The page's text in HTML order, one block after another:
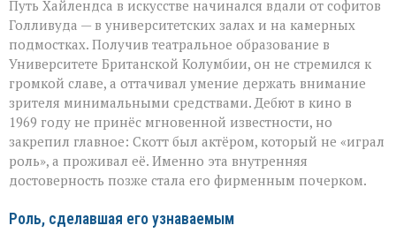
Путь Хайлендса в искусстве начинался вдали от софитов
Голливуда — в университетских залах и на камерных
подмостках. Получив театральное образование в
Университете Британской Колумбии, он не стремился к
громкой славе, а оттачивал умение держать внимание
зрителя минимальными средствами. Дебют в кино в
1969 году не принёс мгновенной известности, но
закрепил главное: Скотт был актёром, который не «играл
роль», а проживал её. Именно эта внутренняя
достоверность позже стала его фирменным почерком.
Роль, сделавшая его узнаваемым